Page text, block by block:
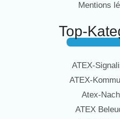
Mentions
Top-
ATEX-
ATEX-
Atex-
ATEX